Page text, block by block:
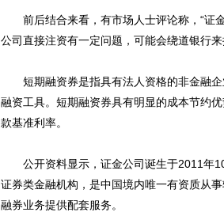
前后结合来看，有市场人士评论称，“证
公司直接注资有一定问题，可能会绕道银行来
短期融资券是指具有法人资格的非金融企
融资工具。短期融资券具有明显的成本节约
款基准利率。
公开资料显示，证金公司诞生于2011年
证券类金融机构，是中国境内唯一有资质从
融券业务提供配套服务。